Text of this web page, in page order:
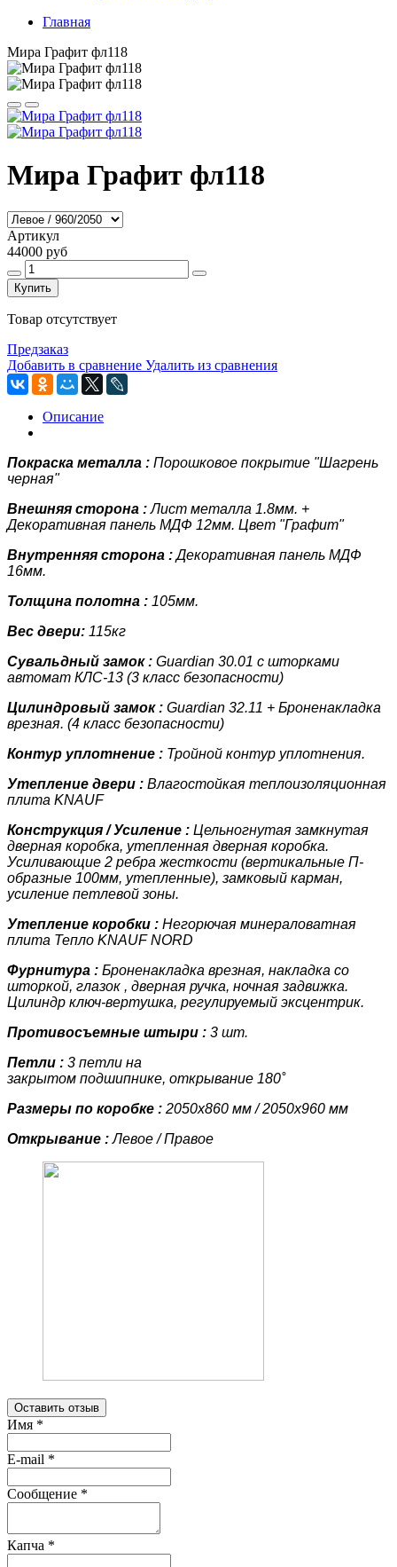
Главная
Мира Графит фл118
Мира Графит фл118
Артикул
44000 руб
Купить
Товар отсутствует
Предзаказ
Добавить в сравнение Удалить из сравнения
Описание
Покраска металла : Порошковое покрытие "Шагрень
черная"
Внешняя сторона :Лист металла 1.8мм. +
Декоративная панель МДФ 12мм. Цвет "Графит"
Внутренняя сторона :Декоративная панель МДФ
16мм.
Толщина полотна : 105мм.
Вес двери: 115кг
Сувальдный замок : Guardian 30.01 с шторками
автомат КЛС-13 (3 класс безопасности)
Цилиндровый замок : Guardian 32.11 + Броненакладка
врезная. (4 класс безопасности)
Контур уплотнение : Тройной контур уплотнения.
Утепление двери : Влагостойкая теплоизоляционная
плита KNAUF
Конструкция / Усиление : Цельногнутая замкнутая
дверная коробка, утепленная дверная коробка.
Усиливающие 2 ребра жесткости (вертикальные П-
образные 100мм, утепленные), замковый карман,
усиление петлевой зоны.
Утепление коробки : Негорючая минераловатная
плита Тепло KNAUF NORD
Фурнитура : Броненакладка врезная, накладка со
шторкой, глазок , дверная ручка, ночная задвижка.
Цилиндр ключ-вертушка, регулируемый эксцентрик.
Противосъемные штыри : 3 шт.
Петли : 3 петли на
закрытом подшипнике, открывание 180˚
Размеры по коробке : 2050х860 мм / 2050х960 мм
Открывание :Левое / Правое
Оставить отзыв
Имя *
E-mail *
Сообщение *
Капча *